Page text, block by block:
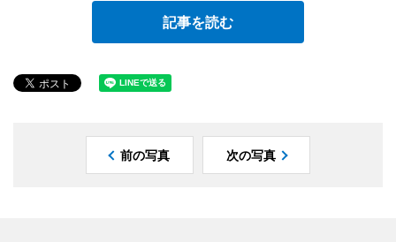
記事を読む
前の写真 次の写真